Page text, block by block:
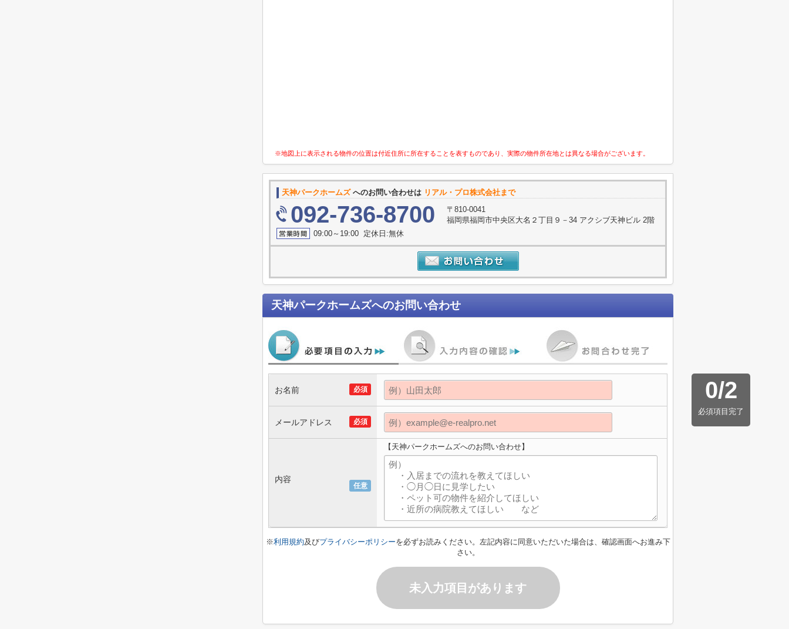
※地図上に表示される物件の位置は付近住所に所在することを表すものであり、実際の物件所在地とは異なる場合がございます。
天神パークホームズへのお問い合わせは リアル・プロ株式会社まで
092-736-8700
〒810-0041
福岡県福岡市中央区大名２丁目９－34 アクシブ天神ビル 2階
09:00～19:00 定休日:無休
天神パークホームズへのお問い合わせ
0/2
必須項目完了
必須
お名前
必須
メールアドレス
任意
内容
【天神パークホームズへのお問い合わせ】
※利用規約及びプライバシーポリシーを必ずお読みください。左記内容に同意いただいた場合は、確認画面へお進み下
さい。
未入力項目があります